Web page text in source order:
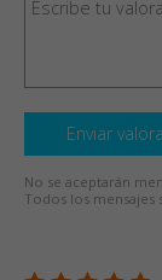
Enviar
No se aceptarán
Todos los mensajes